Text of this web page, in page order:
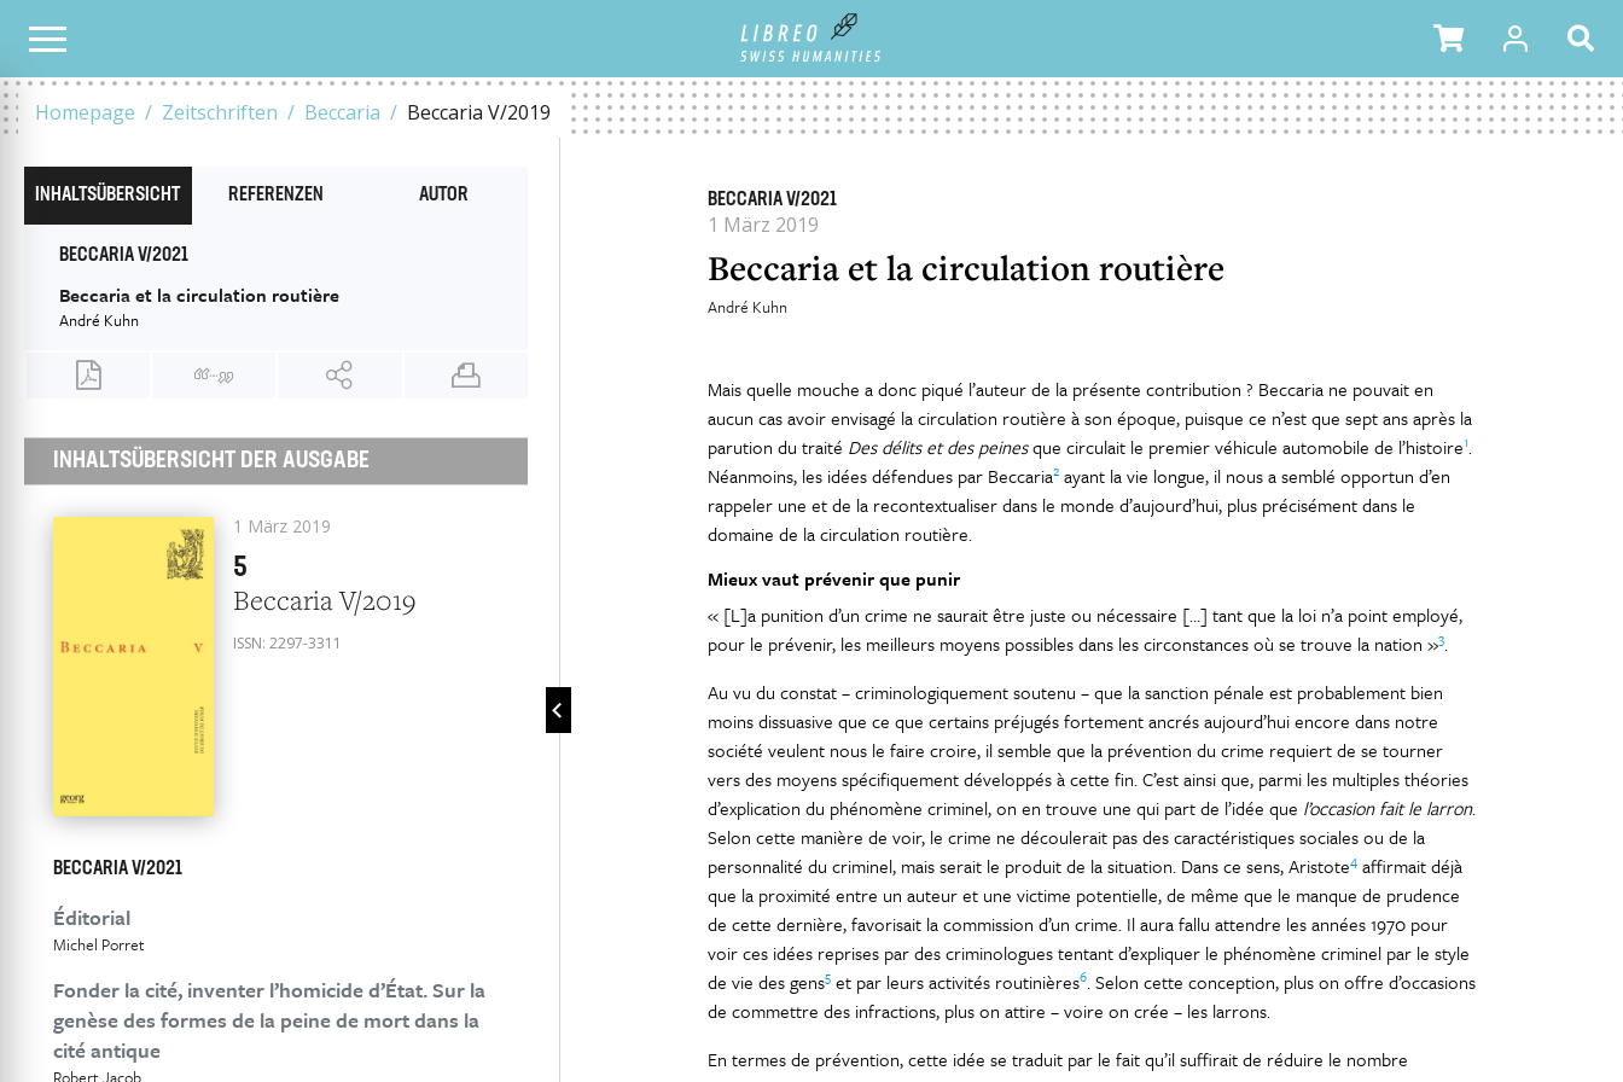
Homepage Zeitschriften Beccaria Beccaria V/2019
ALLE HEFTE
BECCARIA V/2021
1 März 2019
Beccaria et la circulation routière
André Kuhn
Mais quelle mouche a donc piqué l’auteur de la présente contribution ? Beccaria ne pouvait en
aucun cas avoir envisagé la circulation routière à son époque, puisque ce n’est que sept ans après la
parution du traité Des délits et des peinesque circulait le premier véhicule automobile de l’histoire1.
Néanmoins, les idées défendues par Beccaria2ayant la vie longue, il nous a semblé opportun d’en
rappeler une et de la recontextualiser dans le monde d’aujourd’hui, plus précisément dans le
domaine de la circulation routière.
Mieux vaut prévenir que punir
« [L]a punition d’un crime ne saurait être juste ou nécessaire […] tant que la loi n’a point employé,
pour le prévenir, les meilleurs moyens possibles dans les circonstances où se trouve la nation »3.
Au vu du constat – criminologiquement soutenu – que la sanction pénale est probablement bien
moins dissuasive que ce que certains préjugés fortement ancrés aujourd’hui encore dans notre
société veulent nous le faire croire, il semble que la prévention du crime requiert de se tourner
vers des moyens spécifiquement développés à cette fin. C’est ainsi que, parmi les multiples théories
d’explication du phénomène criminel, on en trouve une qui part de l’idée que l’occasion fait le larron.
Selon cette manière de voir, le crime ne découlerait pas des caractéristiques sociales ou de la
personnalité du criminel, mais serait le produit de la situation. Dans ce sens, Aristote4affirmait déjà
que la proximité entre un auteur et une victime potentielle, de même que le manque de prudence
de cette dernière, favorisait la commission d’un crime. Il aura fallu attendre les années 1970 pour
voir ces idées reprises par des criminologues tentant d’expliquer le phénomène criminel par le style
de vie des gens5et par leurs activités routinières6. Selon cette conception, plus on offre d’occasions
de commettre des infractions, plus on attire – voire on crée – les larrons.
En termes de prévention, cette idée se traduit par le fait qu’il suffirait de réduire le nombre
INHALTSÜBERSICHT REFERENZEN AUTOR
BECCARIA V/2021
Beccaria et la circulation routière
André Kuhn
INHALTSÜBERSICHT DER AUSGABE
1 März 2019
5
Beccaria V/2019
ISSN:2297-3311
BECCARIA V/2021
Éditorial
Michel Porret
Fonder la cité, inventer l’homicide d’État. Sur la
genèse des formes de la peine de mort dans la
cité antique
Robert Jacob